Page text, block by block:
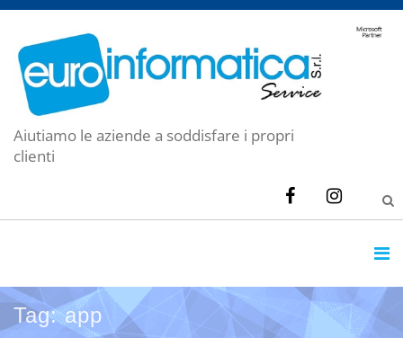
Aiutiamo le aziende a soddisfare i propri
clienti
Tag: app